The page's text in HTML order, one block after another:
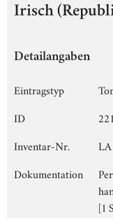
Irisch
Detailangaben
Eintragstyp
ID
Inventar-Nr.
Dokumentation
[1